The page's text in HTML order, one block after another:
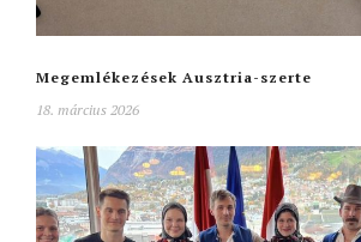
Megemlékezések Ausztria-szerte
18. március 2026